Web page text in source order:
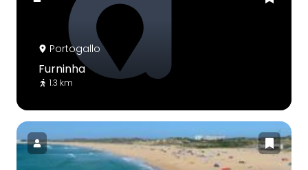
Portogallo
Furninha
1.3 km